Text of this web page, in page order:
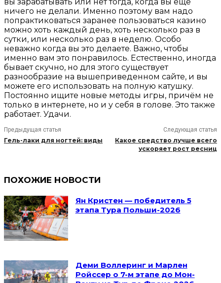
ничего не делали. Именно поэтому вам надо
попрактиковаться заранее пользоваться казино
можно хоть каждый день, хоть несколько раз в
сутки, или несколько раз в неделю. Особо
неважно когда вы это делаете. Важно, чтобы
именно вам это понравилось. Естественно, иногда
бывает скучно, но для этого существует
разнообразие на вышеприведенном сайте, и вы
можете его использовать на полную катушку.
Постоянно ищите новые методы игры, причём не
только в интернете, но и у себя в голове. Это также
работает. Удачи.
Предыдущая статья
Гель-лаки для ногтей: виды
Следующая статья
Какое средство лучше всего
ускоряет рост ресниц
ПОХОЖИЕ НОВОСТИ
Ян Кристен — победитель 5
этапа Тура Польши-2026
Деми Воллеринг и Марлен
Ройссер о 7-м этапе до Мон-